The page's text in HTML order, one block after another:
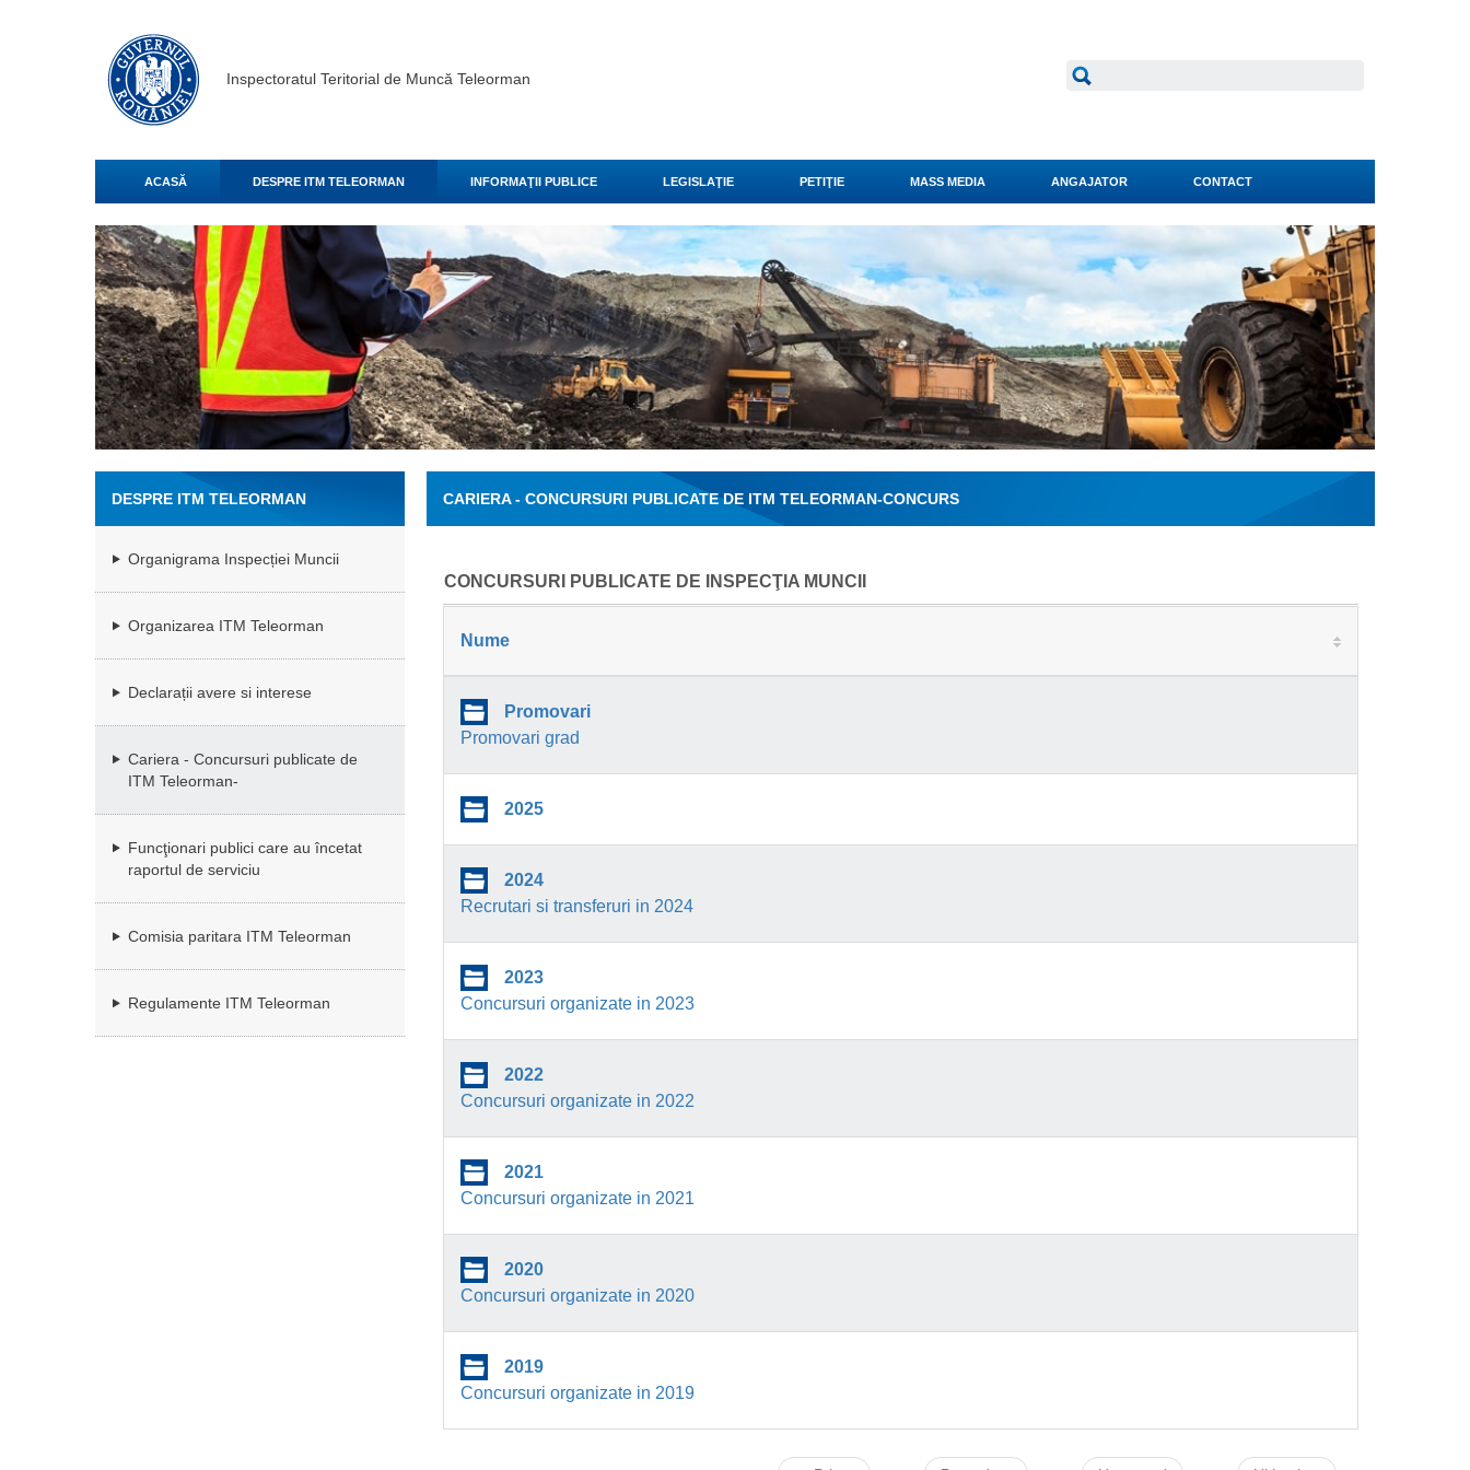
Inspectoratul Teritorial de Muncă Teleorman
ACASĂ DESPRE ITM TELEORMAN INFORMAŢII PUBLICE LEGISLAŢIE PETIŢIE MASS MEDIA ANGAJATOR CONTACT
DESPRE ITM TELEORMAN
Organigrama Inspecției Muncii
Organizarea ITM Teleorman
Declarații avere si interese
Cariera - Concursuri publicate de
ITM Teleorman-
Funcţionari publici care au încetat
raportul de serviciu
Comisia paritara ITM Teleorman
Regulamente ITM Teleorman
CARIERA - CONCURSURI PUBLICATE DE ITM TELEORMAN-CONCURS
CONCURSURI PUBLICATE DE INSPECŢIA MUNCII
Nume
Promovari
Promovari grad
2025
2024
Recrutari si transferuri in 2024
2023
Concursuri organizate in 2023
2022
Concursuri organizate in 2022
2021
Concursuri organizate in 2021
2020
Concursuri organizate in 2020
2019
Concursuri organizate in 2019